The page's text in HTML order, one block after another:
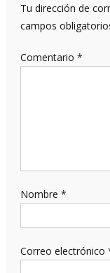
Tu dirección de
campos
Comentario *
Nombre *
Correo electrónico